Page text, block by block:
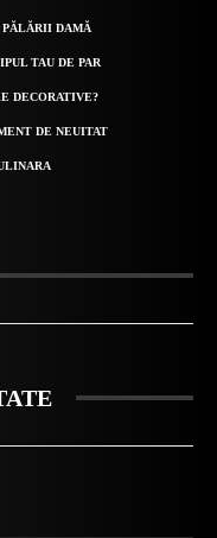
DAMĂ
TAU DE PAR
DECORATIVE?
DE NEUITAT